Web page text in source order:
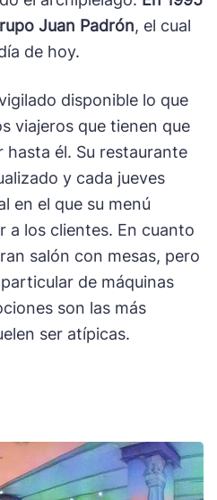
Juan Padrón, el cual
de hoy.
disponible lo que
viajeros que tienen que
hasta él. Su restaurante
y cada jueves
en el que su menú
a los clientes. En cuanto
salón con mesas, pero
de máquinas
son las más
ser atípicas.